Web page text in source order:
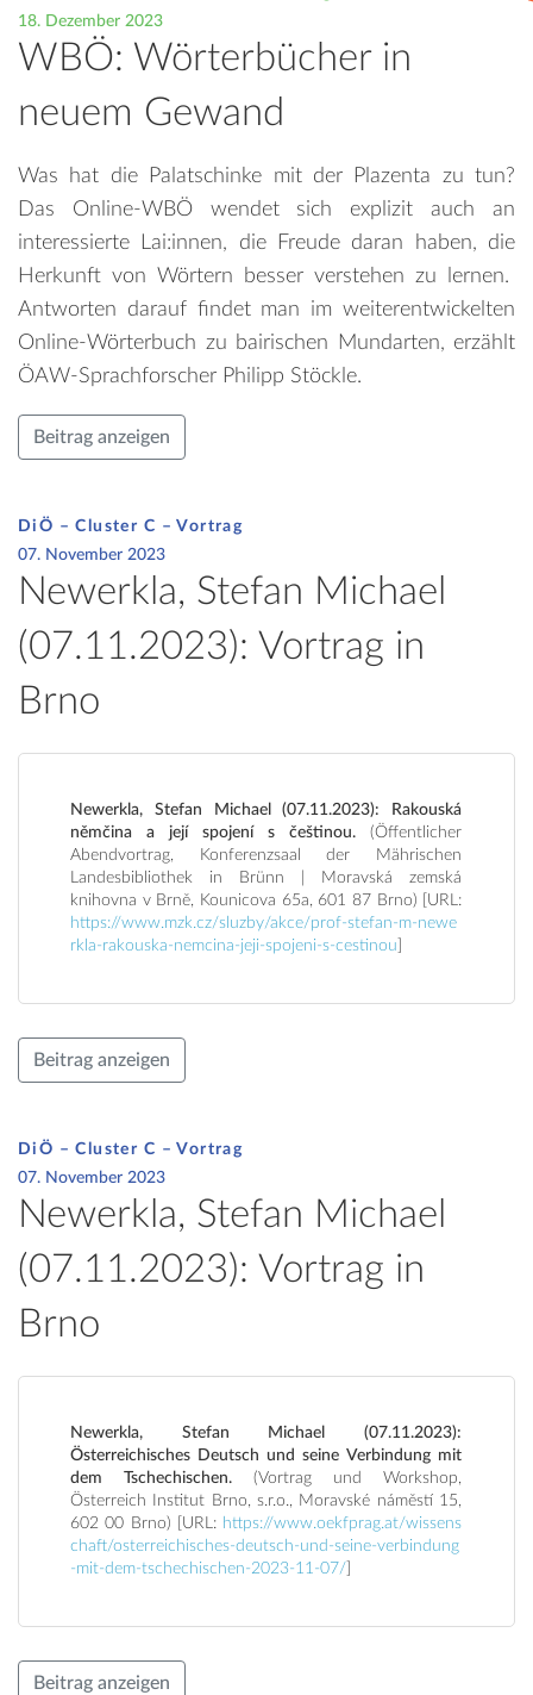
18. Dezember 2023
WBÖ: Wörterbücher in
neuem Gewand
Was hat die Palatschinke mit der Plazenta zu tun?
Das Online-WBÖ wendet sich explizit auch an
interessierte Lai:innen, die Freude daran haben, die
Herkunft von Wörtern besser verstehen zu lernen.
Antworten darauf findet man im weiterentwickelten
Online-Wörterbuch zu bairischen Mundarten, erzählt
ÖAW-Sprachforscher Philipp Stöckle.
Beitrag anzeigen
DiÖ – Cluster C – Vortrag
07. November 2023
Newerkla, Stefan Michael
(07.11.2023): Vortrag in
Brno
Newerkla, Stefan Michael (07.11.2023): Rakouská
němčina a její spojení s češtinou. (Öffentlicher
Abendvortrag, Konferenzsaal der Mährischen
Landesbibliothek in Brünn | Moravská zemská
knihovna v Brně, Kounicova 65a, 601 87 Brno) [URL:
https://www.mzk.cz/sluzby/akce/prof-stefan-m-newe
rkla-rakouska-nemcina-jeji-spojeni-s-cestinou
Beitrag anzeigen
DiÖ – Cluster C – Vortrag
07. November 2023
Newerkla, Stefan Michael
(07.11.2023): Vortrag in
Brno
Newerkla, Stefan Michael (07.11.2023):
Österreichisches Deutsch und seine Verbindung mit
dem Tschechischen. (Vortrag und Workshop,
Österreich Institut Brno, s.r.o., Moravské náměstí 15,
602 00 Brno) [URL: https://www.oekfprag.at/wissens
chaft/osterreichisches-deutsch-und-seine-verbindung
-mit-dem-tschechischen-2023-11-07/
Beitrag anzeigen